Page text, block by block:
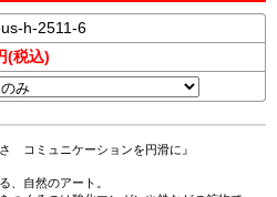
h-2511-6
(税込)
コミュニケーションを円滑に』
、自然のアート。